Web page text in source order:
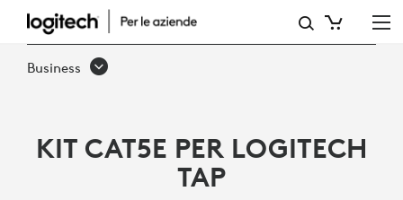
KIT
CAT5E
Business
KIT CAT5E PER LOGITECH
TAP